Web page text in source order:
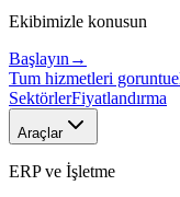
Ekibimizle konusun
Başlayın →
Tum hizmetleri
SektörlerFiyatlandırma
Araçlar
ERP ve İşletme